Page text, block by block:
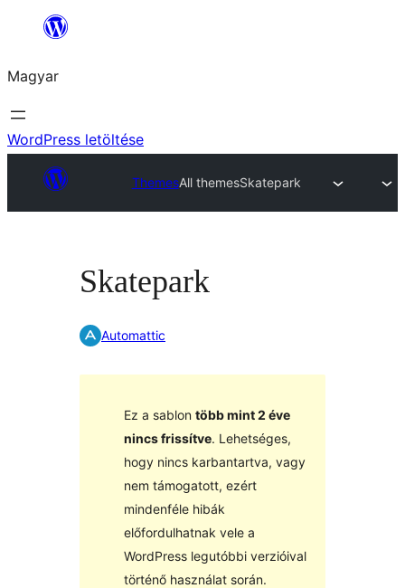
Ugrás
tartalomhoz
Magyar
WordPress letöltése
ThemesAll themesSkatepark
Skatepark
Automattic
Ez a sablon több mint 2 éve
nincs frissítve. Lehetséges,
hogy nincs karbantartva, vagy
nem támogatott, ezért
mindenféle hibák
előfordulhatnak vele a
WordPress legutóbbi verzióival
történő használat során.